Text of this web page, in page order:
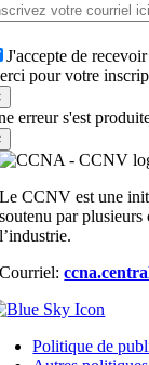
J'accepte de
pour votre
erreur s'est
Le CCNV est une
soutenu par
l’industrie.
Courriel:
Politique de